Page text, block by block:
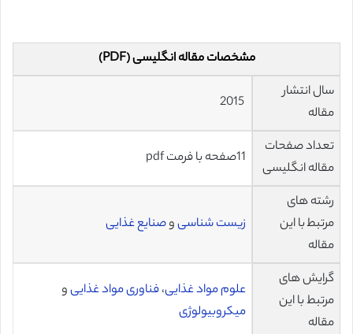
مشخصات مقاله انگلیسی (PDF)
سال انتشار
مقاله
تعداد صفحات
مقاله انگلیسی
11صفحه با فرمت pdf
رشته های
مرتبط با این
مقاله
زیست شناسیوصنایع غذایی
گرایش های
مرتبط با این
مقاله
علوم مواد غذایی،فناوری مواد غذاییو
میکروبیولوژی